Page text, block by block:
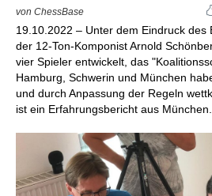
von ChessBase
19.10.2022 – Unter dem Eindruck des
der 12-Ton-Komponist Arnold
vier Spieler entwickelt, das
Hamburg, Schwerin und München
und durch Anpassung der Regeln
ist ein Erfahrungsbericht aus München.